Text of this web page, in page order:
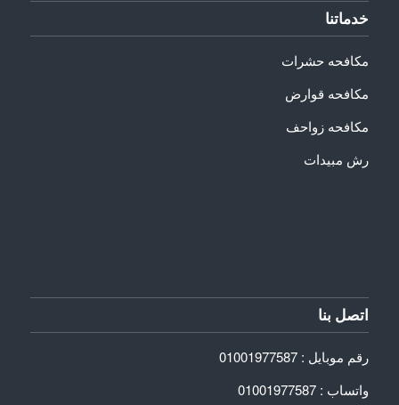
خدماتنا
مكافحه حشرات
مكافحه قوارض
مكافحه زواحف
رش مبيدات
اتصل بنا
رقم موبايل : 01001977587
واتساب : 01001977587